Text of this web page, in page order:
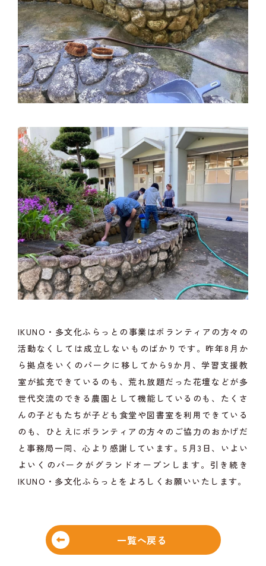
IKUNO・多文化ふらっとの事業はボランティアの方々の
活動なくしては成立しないものばかりです。昨年8月か
ら拠点をいくのパークに移してから9か月、学習支援教
室が拡充できているのも、荒れ放題だった花壇などが多
世代交流のできる農園として機能しているのも、たくさ
んの子どもたちが子ども食堂や図書室を利用できている
のも、ひとえにボランティアの方々のご協力のおかげだ
と事務局一同、心より感謝しています。5月3日、いよい
よいくのパークがグランドオープンします。引き続き
IKUNO・多文化ふらっとをよろしくお願いいたします。
一覧へ戻る